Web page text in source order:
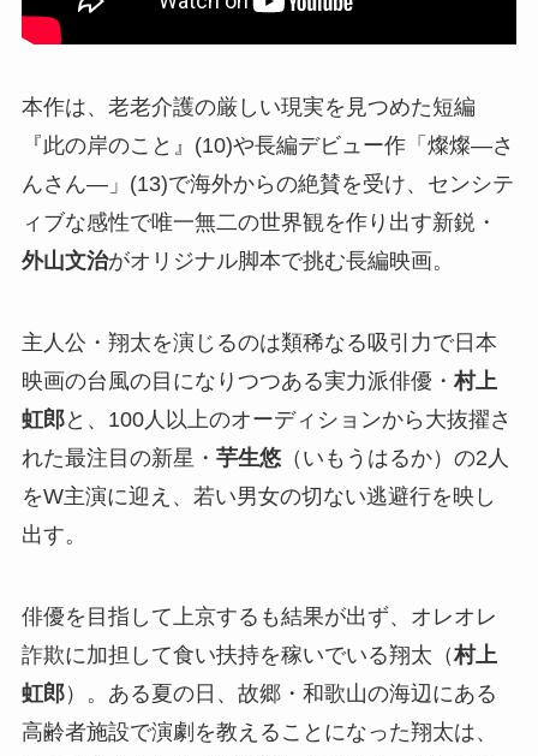
本作は、老老介護の厳しい現実を見つめた短編
『此の岸のこと』(10)や長編デビュー作「燦燦―さ
んさん―」(13)で海外からの絶賛を受け、センシテ
ィブな感性で唯一無二の世界観を作り出す新鋭・
外山文治がオリジナル脚本で挑む長編映画。
主人公・翔太を演じるのは類稀なる吸引力で日本
映画の台風の目になりつつある実力派俳優・村上
虹郎と、100人以上のオーディションから大抜擢さ
れた最注目の新星・ 芋生悠（いもうはるか）の2人
をW主演に迎え、若い男女の切ない逃避行を映し
出す。
俳優を目指して上京するも結果が出ず、オレオレ
詐欺に加担して食い扶持を稼いでいる翔太（村上
虹郎）。ある夏の日、故郷・和歌山の海辺にある
高齢者施設で演劇を教えることになった翔太は、